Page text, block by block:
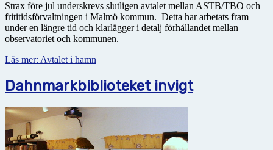
Strax före jul underskrevs slutligen avtalet mellan ASTB/TBO och
frititidsförvaltningen i Malmö kommun. Detta har arbetats fram
under en längre tid och klarlägger i detalj förhållandet mellan
observatoriet och kommunen.
Läs mer: Avtalet i hamn
Dahnmarkbiblioteket invigt